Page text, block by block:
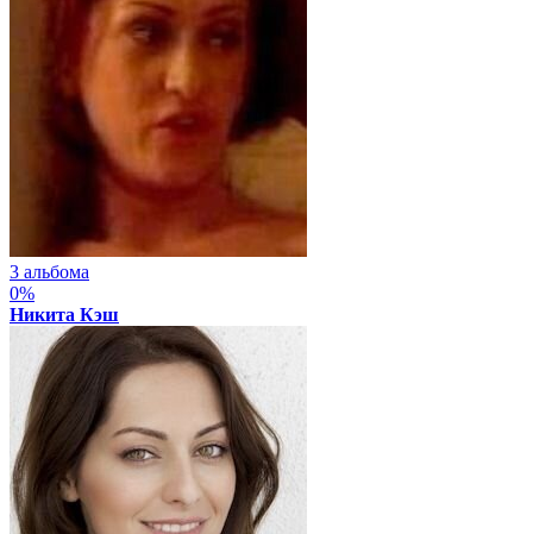
3 альбома
0%
Никита Кэш